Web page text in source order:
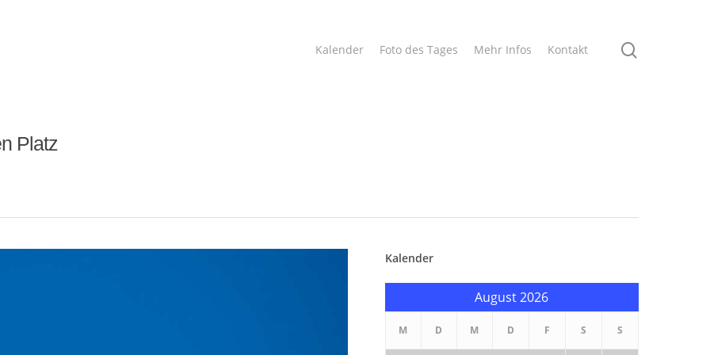
Kalender Foto des Tages Mehr Infos Kontakt
Platz
Kalender
August 2026
M D M D F S S